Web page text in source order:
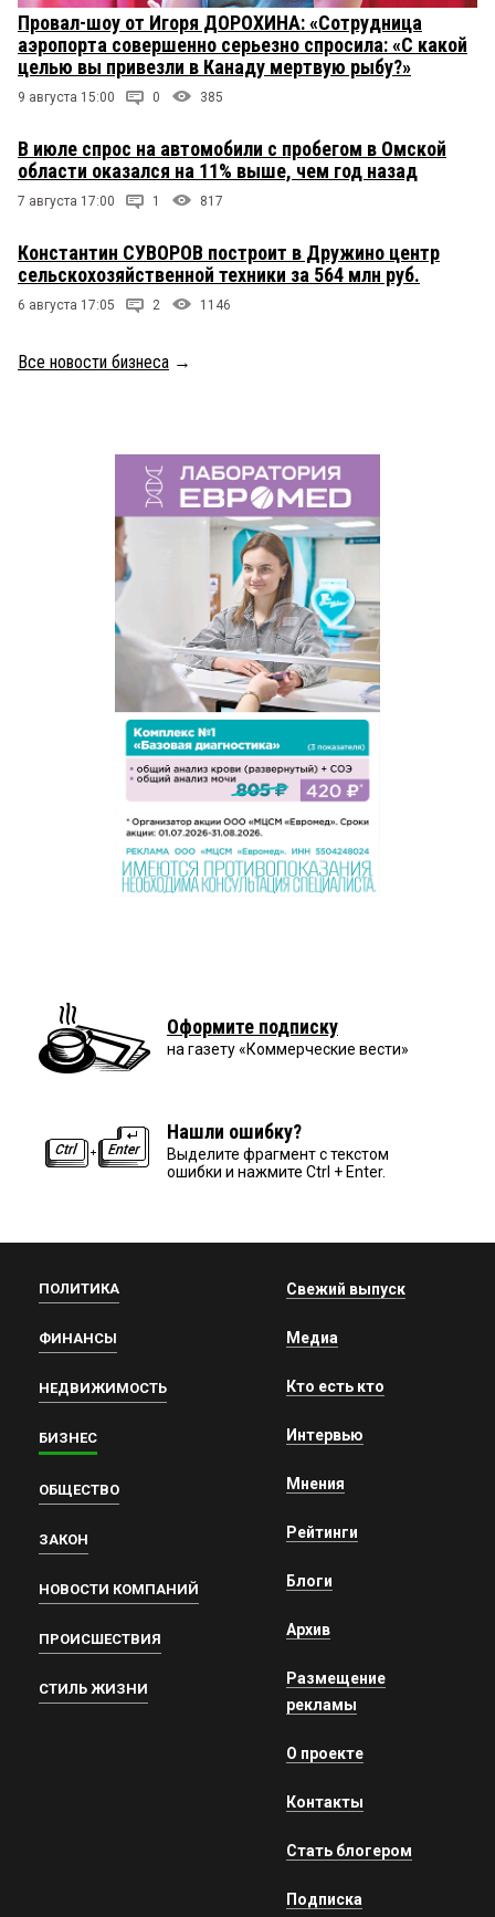
Провал-шоу от Игоря ДОРОХИНА: «Сотрудница
аэропорта совершенно серьезно спросила: «С какой
целью вы привезли в Канаду мертвую рыбу?»
9 августа 15:00 0 385
В июле спрос на автомобили с пробегом в Омской
области оказался на 11% выше, чем год назад
7 августа 17:00 1 817
Константин СУВОРОВ построит в Дружино центр
сельскохозяйственной техники за 564 млн руб.
6 августа 17:05 2 1146
Все новости бизнеса →
Оформите подписку
на газету «Коммерческие вести»
Нашли ошибку?
Выделите фрагмент с текстом
ошибки и нажмите Ctrl + Enter.
ПОЛИТИКА
ФИНАНСЫ
НЕДВИЖИМОСТЬ
БИЗНЕС
ОБЩЕСТВО
ЗАКОН
НОВОСТИ КОМПАНИЙ
ПРОИСШЕСТВИЯ
СТИЛЬ ЖИЗНИ
Свежий выпуск
Медиа
Кто есть кто
Интервью
Мнения
Рейтинги
Блоги
Архив
Размещение
рекламы
О проекте
Контакты
Стать блогером
Подписка